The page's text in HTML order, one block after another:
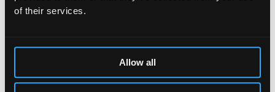
of their services.
Allow all